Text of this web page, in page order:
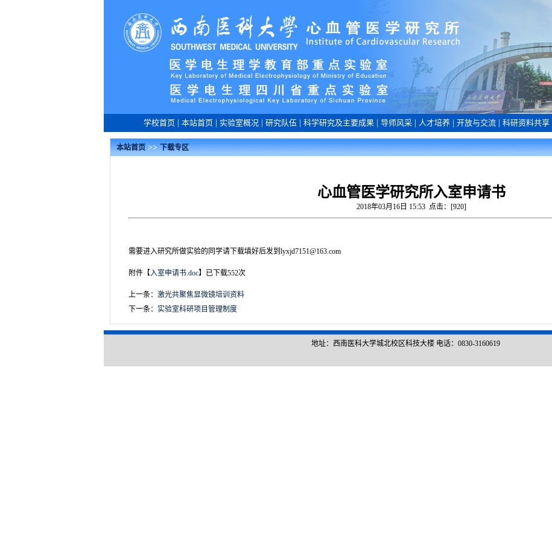
学校首页| 本站首页| 实验室概况| 研究队伍 科学研究及主要成果| 导师风采| 人才培养| 开放与交流| 科研资料共享|
本站首页>>下载专区
心血管医学研究所入室申请书
2018年03月16日 15:53 点击：[920]
需要进入研究所做实验的同学请下载填好后发到lyxjd7151@163.com
附件【入室申请书.doc】已下载552次
上一条： 激光共聚焦显微镜培训资料
下一条： 实验室科研项目管理制度
地址：西南医科大学城北校区科技大楼 电话：0830-3160619